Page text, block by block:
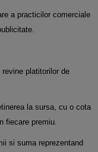
a practicilor comerciale
platitorilor de
la sursa, cu o cota
fiecare premiu.
si suma reprezentand